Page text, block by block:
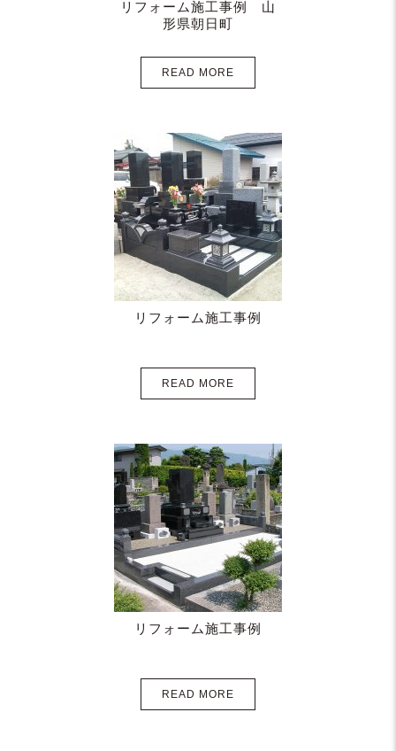
リフォーム施工事例 山
形県朝日町
READ MORE
リフォーム施工事例
READ MORE
リフォーム施工事例
READ MORE